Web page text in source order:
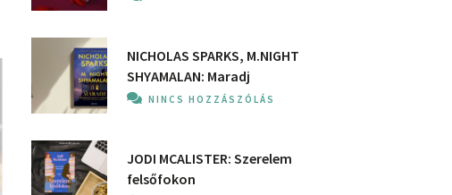
NICHOLAS SPARKS, M.NIGHT
SHYAMALAN: Maradj
NINCS HOZZÁSZÓLÁS
JODI MCALISTER: Szerelem
felsőfokon